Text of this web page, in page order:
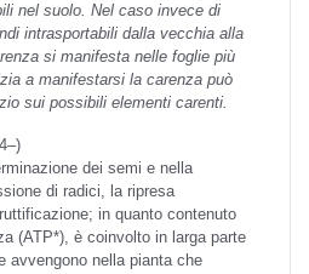
nel suolo. Nel caso invece di
intrasportabili dalla vecchia alla
si manifesta nelle foglie più
a manifestarsi la carenza può
sui possibili elementi carenti.
dei semi e nella
di radici, la ripresa
in quanto contenuto
(ATP*), è coinvolto in larga parte
avvengono nella pianta che